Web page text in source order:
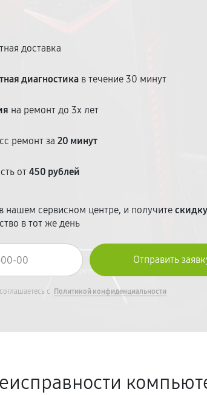
работ. Ремонт — от 30 минут. Стоимость
доставка
диагностика в течение 30 минут
на ремонт до 3х лет
ремонт за20 минут
от450 рублей
нашем сервисном центре, и получите
в тот же день
с Политикой конфиденциальности